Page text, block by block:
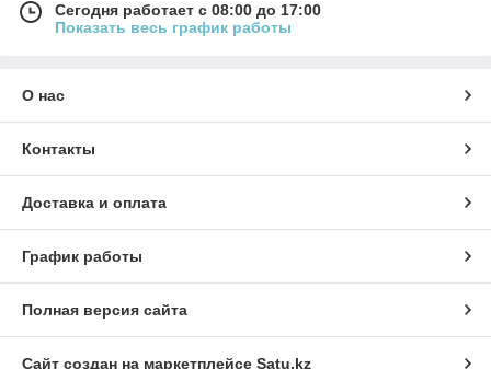
Сегодня работает с 08:00 до 17:00
Показать весь график работы
О нас
Контакты
Доставка и оплата
График работы
Полная версия сайта
Сайт создан на маркетплейсе Satu.kz